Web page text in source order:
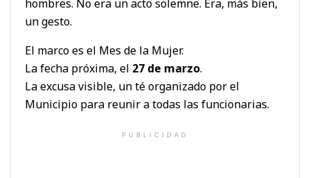
hombres. No era un acto solemne. Era, más bien,
un gesto.
El marco es el Mes de la Mujer.
La fecha próxima, el 27 de marzo.
La excusa visible, un té organizado por el
Municipio para reunir a todas las funcionarias.
PUBLICIDAD